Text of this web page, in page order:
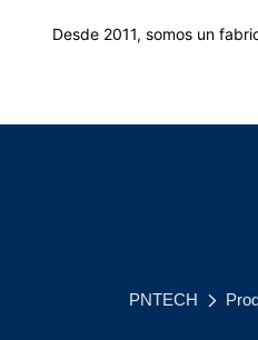
Desde 2011, somos un
PNTECH